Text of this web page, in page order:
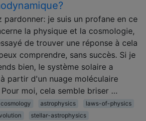
pardonner: je suis un profane en ce
la physique et la cosmologie,
de trouver une réponse à cela
comprendre, sans succès. Si je
bien, le système solaire a
partir d'un nuage moléculaire
Pour moi, cela semble briser …
cosmology astrophysics
laws-of-physics
stellar-astrophysics